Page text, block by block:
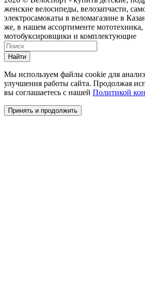
женские велосипеды, велозапчасти,
электросамокаты в веломагазине в
же, в нашем ассортименте мототехника,
мотобуксировщики и комплектующие
Найти
Мы используем файлы cookie для
улучшения работы сайта. Продолжая
вы соглашаетесь с нашей Политикой
Принять и продолжить